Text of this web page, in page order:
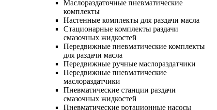
Маслораздаточные пневматические
комплекты
Настенные комплекты для раздачи масла
Стационарные комплекты раздачи
смазочных жидкостей
Передвижные пневматические комплекты
для раздачи масла
Передвижные ручные маслораздатчики
Передвижные пневматические
маслораздатчики
Пневматические станции раздачи
смазочных жидкостей
Пневматические ротационные насосы